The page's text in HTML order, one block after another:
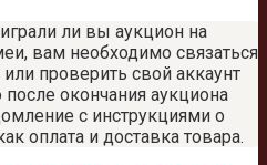
ли вы аукцион на
вам необходимо связаться
проверить свой аккаунт
окончания аукциона
с инструкциями о
оплата и доставка товара.